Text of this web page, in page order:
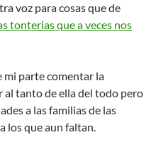
voz para cosas que de
tonterias que a veces nos
mi parte comentar la
al tanto de ella del todo pero
a las familias de las
los que aun faltan.